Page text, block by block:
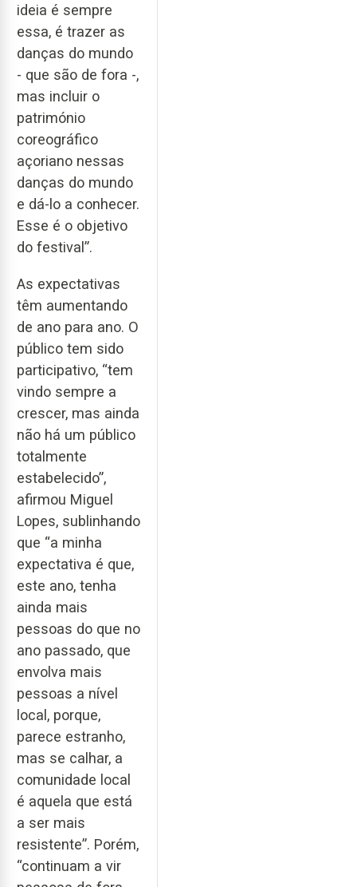
ideia é sempre
essa, é trazer as
danças do mundo
- que são de fora -,
mas incluir o
património
coreográfico
açoriano nessas
danças do mundo
e dá-lo a conhecer.
Esse é o objetivo
do festival”.
As expectativas
têm aumentando
de ano para ano. O
público tem sido
participativo, “tem
vindo sempre a
crescer, mas ainda
não há um público
totalmente
estabelecido”,
afirmou Miguel
Lopes, sublinhando
que “a minha
expectativa é que,
este ano, tenha
ainda mais
pessoas do que no
ano passado, que
envolva mais
pessoas a nível
local, porque,
parece estranho,
mas se calhar, a
comunidade local
é aquela que está
a ser mais
resistente”. Porém,
“continuam a vir